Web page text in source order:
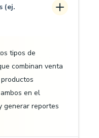
(ej.
tipos de
combinan venta
en el
generar reportes